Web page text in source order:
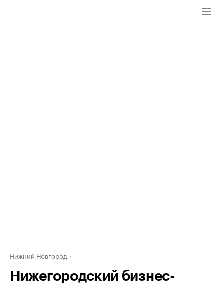
Нижний Новгород
Нижегородский бизнес-